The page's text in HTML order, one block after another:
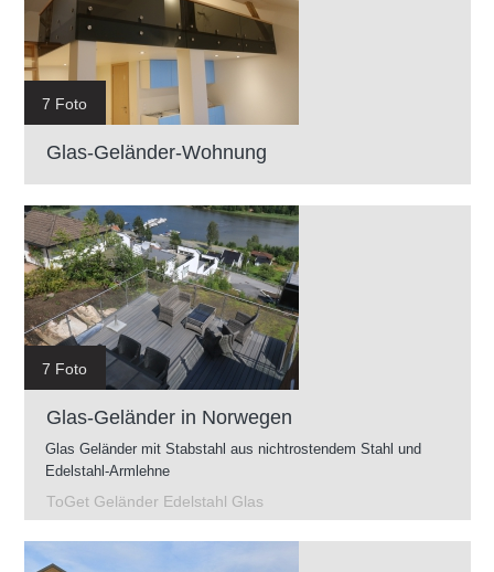
7 Foto
Glas-Geländer-Wohnung
7 Foto
Glas-Geländer in Norwegen
Glas Geländer mit Stabstahl aus nichtrostendem Stahl und
Edelstahl-Armlehne
ToGet Geländer Edelstahl Glas